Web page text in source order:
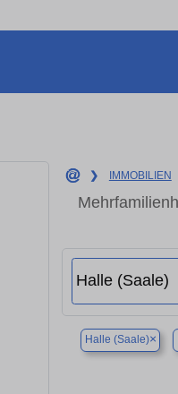
❯ IMMOBILIEN
Halle (Saale)×